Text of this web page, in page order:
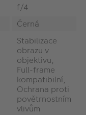
f/4
Černá
Stabilizace
obrazu v
objektivu,
Full-frame
kompatibilní,
Ochrana proti
povětrnostním
vlivům